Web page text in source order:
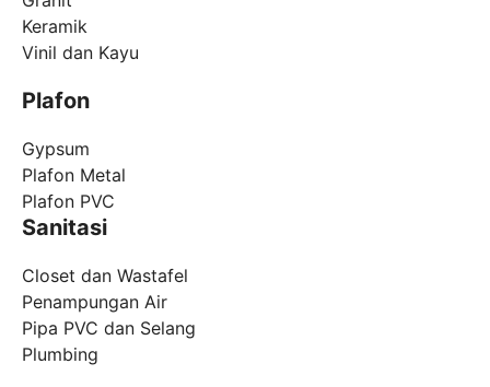
Keramik
Vinil dan Kayu
Plafon
Gypsum
Plafon Metal
Plafon PVC
Sanitasi
Closet dan Wastafel
Penampungan Air
Pipa PVC dan Selang
Plumbing